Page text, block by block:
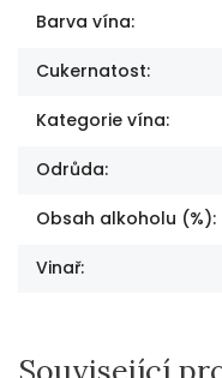
Barva vína:
Cukernatost:
Kategorie vína:
Odrůda:
Obsah alkoholu (%):
Vinař: